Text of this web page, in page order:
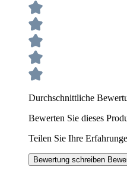
Durchschnittliche
Bewerten Sie dieses
Teilen Sie Ihre
Bewertung schreiben